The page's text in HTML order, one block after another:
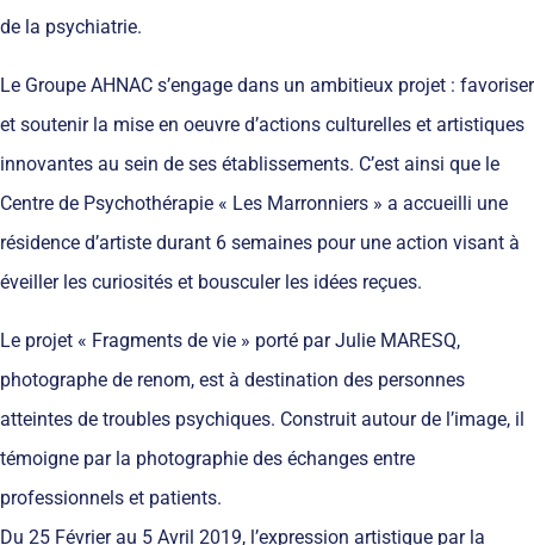
de la psychiatrie.
Le Groupe AHNAC s’engage dans un ambitieux projet : favoriser
et soutenir la mise en oeuvre d’actions culturelles et artistiques
innovantes au sein de ses établissements. C’est ainsi que le
Centre de Psychothérapie « Les Marronniers » a accueilli une
résidence d’artiste durant 6 semaines pour une action visant à
éveiller les curiosités et bousculer les idées reçues.
Le projet « Fragments de vie » porté par Julie MARESQ,
photographe de renom, est à destination des personnes
atteintes de troubles psychiques. Construit autour de l’image, il
témoigne par la photographie des échanges entre
professionnels et patients.
Du 25 Février au 5 Avril 2019, l’expression artistique par la